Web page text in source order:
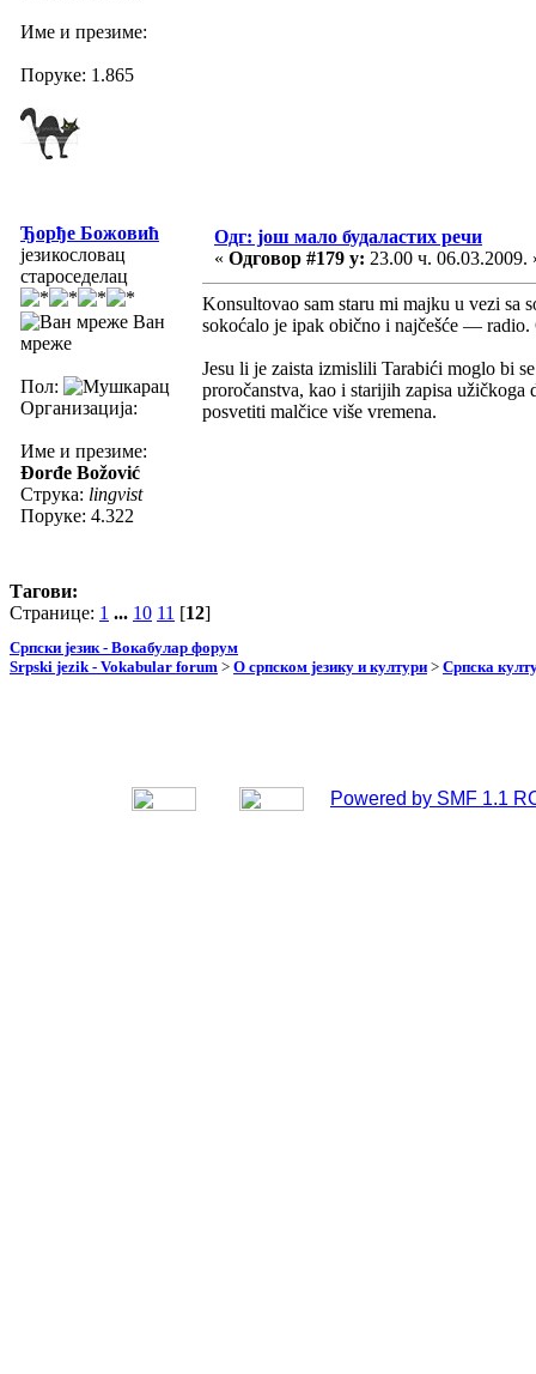
Име и презиме:
Поруке: 1.865
Ђорђе Божовић
језикословац
староседелац
Ван
мреже
Пол:
Организација:
Име и презиме:
Đorđe Božović
Струка: lingvist
Поруке: 4.322
Одг: још мало будаластих речи
« Одговор #179 у: 23.00 ч. 06.03.2009.
Konsultovao sam staru mi majku u vezi sa
sokoćalo je ipak obično i najčešće — radio.
Jesu li je zaista izmislili Tarabići moglo bi
proročanstva, kao i starijih zapisa
posvetiti malčice više vremena.
Тагови:
Странице: 1 ... 10 11 [12]
Српски језик - Вокабулар форум
Srpski jezik - Vokabular forum > О српском језику и култури > Српска
Powered by SMF 1.1